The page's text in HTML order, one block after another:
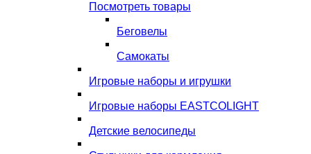
Посмотреть товары
Беговелы
Самокаты
Игровые наборы и игрушки
Игровые наборы EASTCOLIGHT
Детские велосипеды